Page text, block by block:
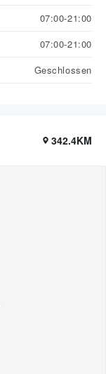
07:00-21:00
07:00-21:00
Geschlossen
342.4KM